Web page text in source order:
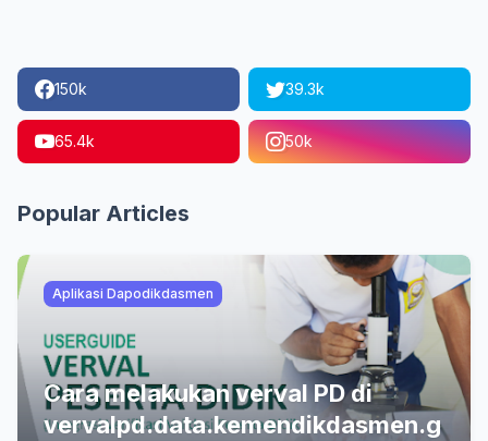
150k 39.3k
65.4k 50k
Popular Articles
Aplikasi Dapodikdasmen
Cara melakukan verval PD di
vervalpd.data.kemendikdasmen.g